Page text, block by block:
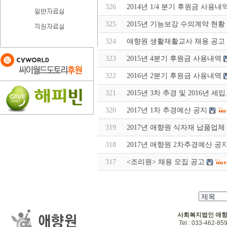
326 2014년 1/4 분기 후원금 사용내
325 2015년 기능보강 수의계약 현황
324 애향원 생활재활교사 채용 공고
323 2015년 4분기 후원금 사용내역
322 2016년 2분기 후원금 사용내역
321 2015년 3차 추경 및 2016년 세
320 2017년 1차 추경예산 공지
319 2017년 애향원 식자재 납품업
318 2017년 애향원 2차추경예산 공
317 <조리원> 채용 모집 공고
사회복지법인 애
Tel : 033-462-